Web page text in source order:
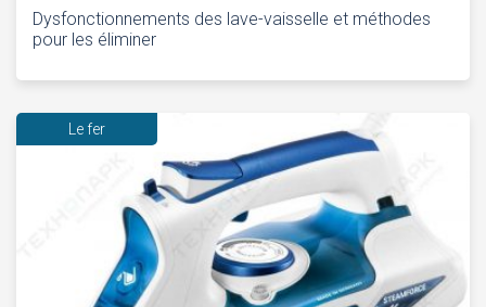
Dysfonctionnements des lave-vaisselle et méthodes
pour les éliminer
Le fer